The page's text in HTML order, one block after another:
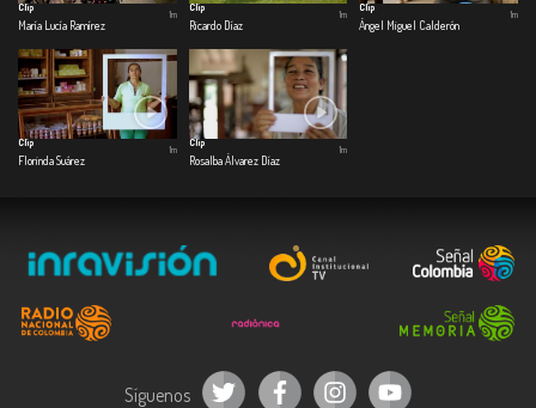
Clip
María Lucía Ramírez
1m
Clip
Ricardo Díaz
1m
Clip
Ángel Miguel Calderón
1m
Clip
Florinda Suárez
1m
Clip
Rosalba Álvarez Díaz
1m
Síguenos